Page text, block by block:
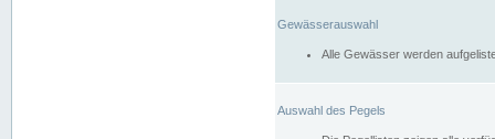
Gewässerauswahl
Alle Gewässer werden
Auswahl des Pegels